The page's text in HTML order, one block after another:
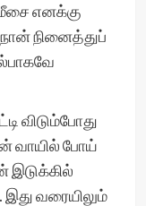
எனக்கு
நினைத்துப்
விடும்போது
வாயில் போய்
இடுக்கில்
வரையிலும்